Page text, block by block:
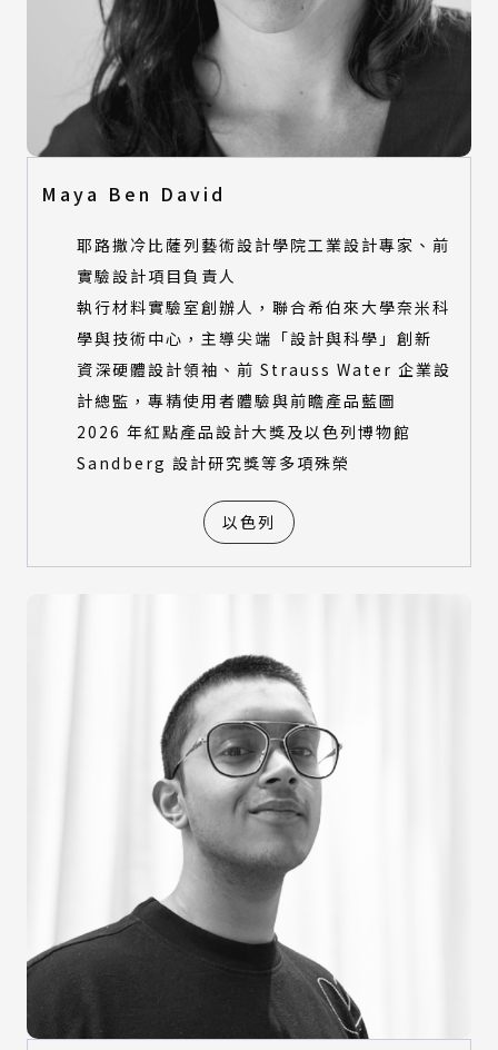
Maya Ben David
耶路撒冷比薩列藝術設計學院工業設計專家、前
實驗設計項目負責人
執行材料實驗室創辦人，聯合希伯來大學奈米科
學與技術中心，主導尖端「設計與科學」創新
資深硬體設計領袖、前 Strauss Water 企業設
計總監，專精使用者體驗與前瞻產品藍圖
2026 年紅點產品設計大獎及以色列博物館
Sandberg 設計研究獎等多項殊榮
以色列